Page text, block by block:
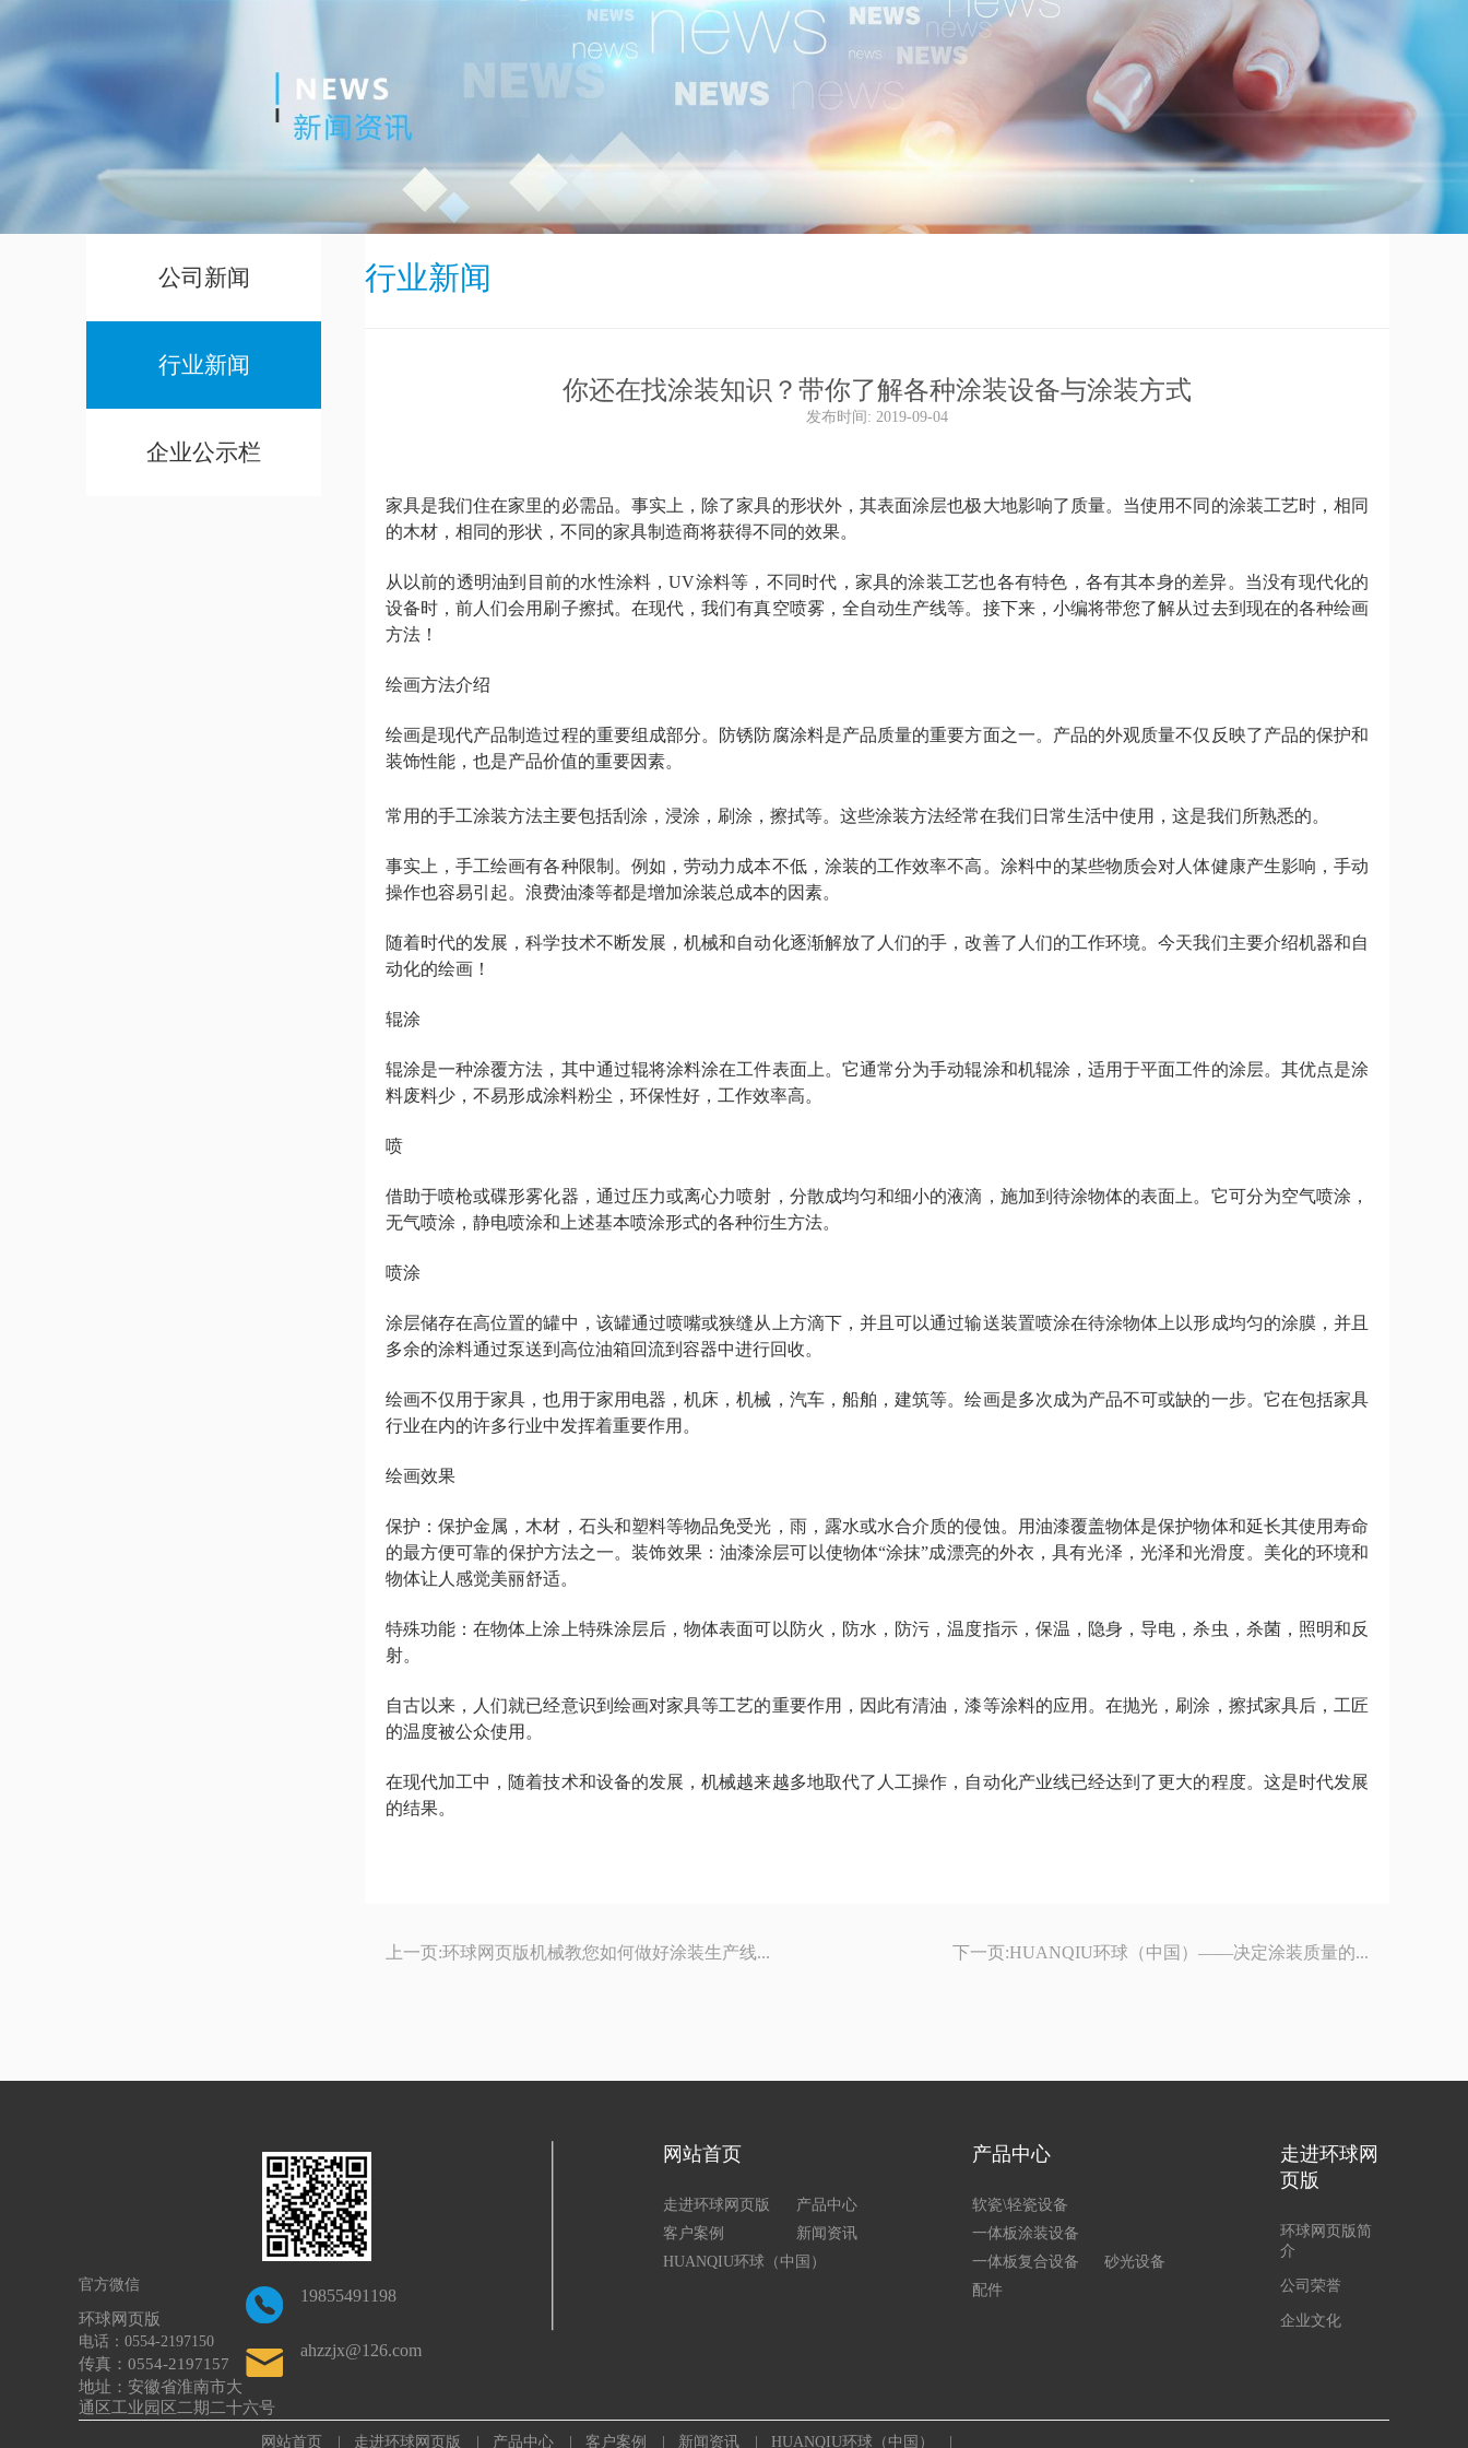
行业新闻
你还在找涂装知识？带你了解各种涂装设备与涂装方式
发布时间: 2019-09-04
家具是我们住在家里的必需品。事实上，除了家具的形状外，其表面涂层也极大地影响了质量。当使用不同的涂装工艺时，相同
的木材，相同的形状，不同的家具制造商将获得不同的效果。
从以前的透明油到目前的水性涂料，UV涂料等，不同时代，家具的涂装工艺也各有特色，各有其本身的差异。当没有现代化的
设备时，前人们会用刷子擦拭。在现代，我们有真空喷雾，全自动生产线等。接下来，小编将带您了解从过去到现在的各种绘画
方法！
绘画方法介绍
绘画是现代产品制造过程的重要组成部分。防锈防腐涂料是产品质量的重要方面之一。产品的外观质量不仅反映了产品的保护和
装饰性能，也是产品价值的重要因素。
常用的手工涂装方法主要包括刮涂，浸涂，刷涂，擦拭等。这些涂装方法经常在我们日常生活中使用，这是我们所熟悉的。
事实上，手工绘画有各种限制。例如，劳动力成本不低，涂装的工作效率不高。涂料中的某些物质会对人体健康产生影响，手动
操作也容易引起。浪费油漆等都是增加涂装总成本的因素。
随着时代的发展，科学技术不断发展，机械和自动化逐渐解放了人们的手，改善了人们的工作环境。今天我们主要介绍机器和自
动化的绘画！
辊涂
辊涂是一种涂覆方法，其中通过辊将涂料涂在工件表面上。它通常分为手动辊涂和机辊涂，适用于平面工件的涂层。其优点是涂
料废料少，不易形成涂料粉尘，环保性好，工作效率高。
喷
借助于喷枪或碟形雾化器，通过压力或离心力喷射，分散成均匀和细小的液滴，施加到待涂物体的表面上。它可分为空气喷涂，
无气喷涂，静电喷涂和上述基本喷涂形式的各种衍生方法。
喷涂
涂层储存在高位置的罐中，该罐通过喷嘴或狭缝从上方滴下，并且可以通过输送装置喷涂在待涂物体上以形成均匀的涂膜，并且
多余的涂料通过泵送到高位油箱回流到容器中进行回收。
绘画不仅用于家具，也用于家用电器，机床，机械，汽车，船舶，建筑等。绘画是多次成为产品不可或缺的一步。它在包括家具
行业在内的许多行业中发挥着重要作用。
绘画效果
保护：保护金属，木材，石头和塑料等物品免受光，雨，露水或水合介质的侵蚀。用油漆覆盖物体是保护物体和延长其使用寿命
的最方便可靠的保护方法之一。装饰效果：油漆涂层可以使物体“涂抹”成漂亮的外衣，具有光泽，光泽和光滑度。美化的环境和
物体让人感觉美丽舒适。
特殊功能：在物体上涂上特殊涂层后，物体表面可以防火，防水，防污，温度指示，保温，隐身，导电，杀虫，杀菌，照明和反
射。
自古以来，人们就已经意识到绘画对家具等工艺的重要作用，因此有清油，漆等涂料的应用。在抛光，刷涂，擦拭家具后，工匠
的温度被公众使用。
在现代加工中，随着技术和设备的发展，机械越来越多地取代了人工操作，自动化产业线已经达到了更大的程度。这是时代发展
的结果。
上一页:环球网页版机械教您如何做好涂装生产线... 下一页:HUANQIU环球（中国）——决定涂装质量的...
公司新闻
行业新闻
企业公示栏
19855491198
ahzzjx@126.com
官方微信
环球网页版
电话：0554-2197150
传真：0554-2197157
地址：安徽省淮南市大
通区工业园区二期二十六号
网站首页
走进环球网页版
产品中心
客户案例
新闻资讯
HUANQIU环球（中国）
产品中心
软瓷\轻瓷设备
一体板涂装设备
一体板复合设备
砂光设备
配件
走进环球网
页版
环球网页版简
介
公司荣誉
企业文化
网站首页 | 走进环球网页版 | 产品中心 | 客户案例 | 新闻资讯 | HUANQIU环球（中国） |